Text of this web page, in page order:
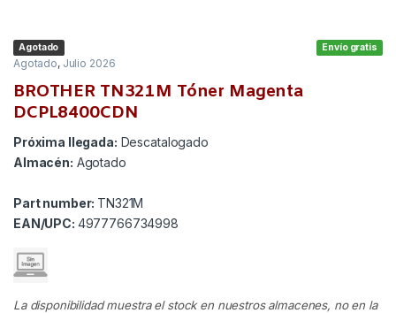
Envío gratis
Agotado
Agotado, Julio 2026
BROTHER TN321M Tóner Magenta
DCPL8400CDN
Próxima llegada: Descatalogado
Almacén: Agotado
Part number: TN321M
EAN/UPC: 4977766734998
La disponibilidad muestra el stock en nuestros almacenes, no en la